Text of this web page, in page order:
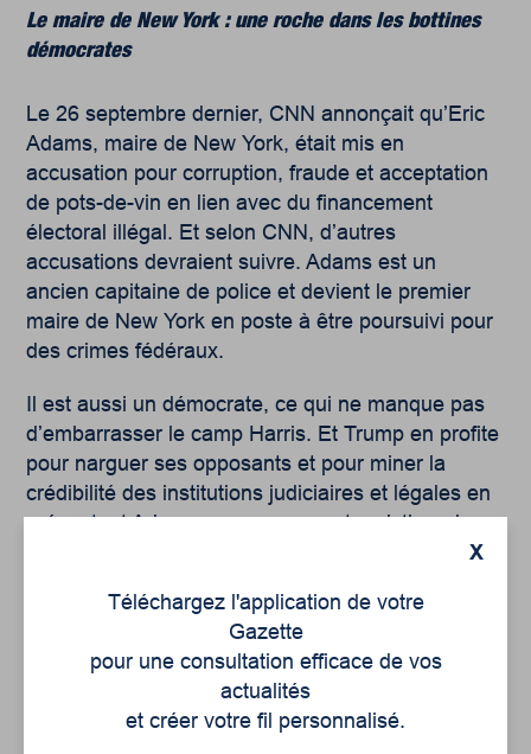
Le maire de New York : une roche dans les bottines
démocrates
Le 26 septembre dernier, CNN annonçait qu’Eric
Adams, maire de New York, était mis en
accusation pour corruption, fraude et acceptation
de pots-de-vin en lien avec du financement
électoral illégal. Et selon CNN, d’autres
accusations devraient suivre. Adams est un
ancien capitaine de police et devient le premier
maire de New York en poste à être poursuivi pour
des crimes fédéraux.
Il est aussi un démocrate, ce qui ne manque pas
d’embarrasser le camp Harris. Et Trump en profite
pour narguer ses opposants et pour miner la
crédibilité des institutions judiciaires et légales en
présentant Adams comme une autre victime des
possiblement un peu plus largement, a tendance à
perdre confiance dans le système de justice
américain.
Le dévoilement du rapport de Jack Smith à propos de
X
Téléchargez l'application de votre
Gazette
pour une consultation efficace de vos
actualités
et créer votre fil personnalisé.